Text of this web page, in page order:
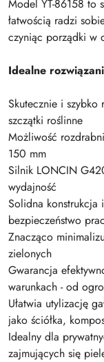
Model YT-86158 to
łatwością radzi
czyniąc porządki w
Idealne
Skutecznie i szybko
szczątki roślinne
Możliwość
150 mm
Silnik LONCIN
wydajność
Solidna konstrukcja
bezpieczeństwo
Znacząco
zielonych
Gwarancja
warunkach - od
Ułatwia utylizację
jako ściółka,
Idealny dla
zajmujących się